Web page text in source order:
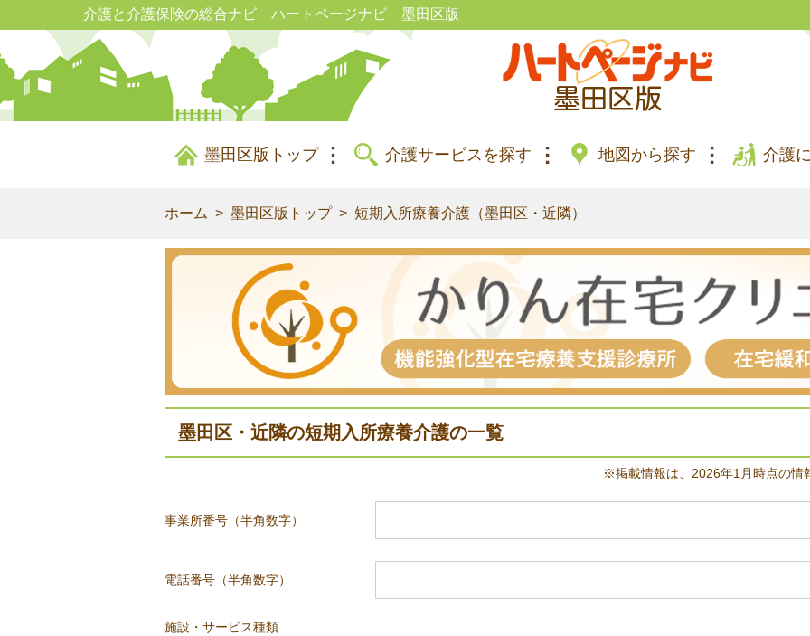
介護と介護保険の総合ナビ ハートページナビ 墨田区版
墨田区版トップ 介護サービスを探す 地図から探す 介護
ホーム 墨田区版トップ 短期入所療養介護（墨田区・近隣）
墨田区・近隣の短期入所療養介護の一覧
※掲載情報は、2026年1月時点の情
事業所番号（半角数字）
電話番号（半角数字）
施設・サービス種類